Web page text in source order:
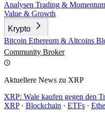
Analysen Trading & Momentum
Value & Growth
Krypto
Bitcoin Ethereum & Altcoins
Community Broker
Aktuellere News zu XRP
XRP: Wale kaufen gegen den
XRP · Blockchain · ETFs ·